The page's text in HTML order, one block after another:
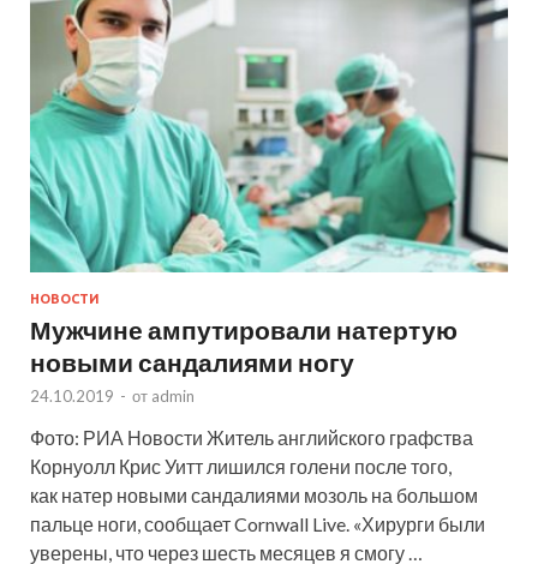
НОВОСТИ
Мужчине ампутировали натертую
новыми сандалиями ногу
24.10.2019 - от admin
Фото: РИА Новости Житель английского графства
Корнуолл Крис Уитт лишился голени после того,
как натер новыми сандалиями мозоль на большом
пальце ноги, сообщает Cornwall Live. «Хирурги были
уверены, что через шесть месяцев я смогу …